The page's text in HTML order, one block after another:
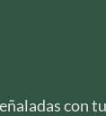
con